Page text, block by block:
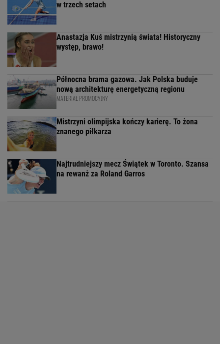
w trzech setach
Anastazja Kuś mistrzynią świata! Historyczny
występ, brawo!
Północna brama gazowa. Jak Polska buduje
nową architekturę energetyczną regionu
MATERIAŁ PROMOCYJNY
Mistrzyni olimpijska kończy karierę. To żona
znanego piłkarza
Najtrudniejszy mecz Świątek w Toronto. Szansa
na rewanż za Roland Garros